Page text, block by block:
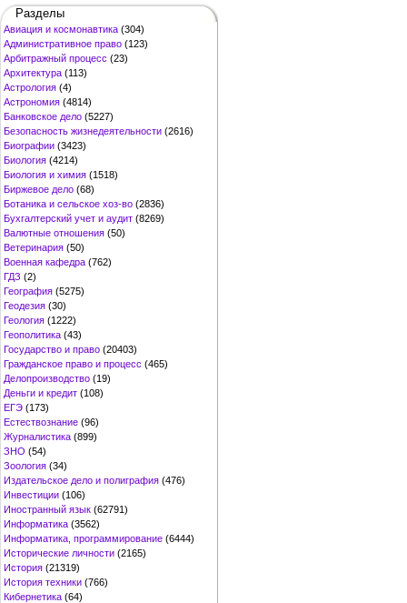
Разделы
Авиация и космонавтика (304)
Административное право (123)
Арбитражный процесс (23)
Архитектура (113)
Астрология (4)
Астрономия (4814)
Банковское дело (5227)
Безопасность жизнедеятельности (2616)
Биографии (3423)
Биология (4214)
Биология и химия (1518)
Биржевое дело (68)
Ботаника и сельское хоз-во (2836)
Бухгалтерский учет и аудит (8269)
Валютные отношения (50)
Ветеринария (50)
Военная кафедра (762)
ГДЗ (2)
География (5275)
Геодезия (30)
Геология (1222)
Геополитика (43)
Государство и право (20403)
Гражданское право и процесс (465)
Делопроизводство (19)
Деньги и кредит (108)
ЕГЭ (173)
Естествознание (96)
Журналистика (899)
ЗНО (54)
Зоология (34)
Издательское дело и полиграфия (476)
Инвестиции (106)
Иностранный язык (62791)
Информатика (3562)
Информатика, программирование (6444)
Исторические личности (2165)
История (21319)
История техники (766)
Кибернетика (64)